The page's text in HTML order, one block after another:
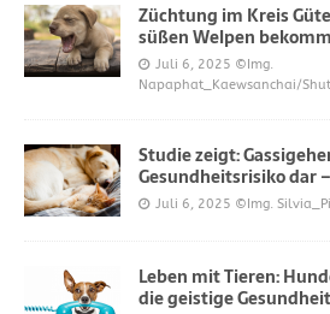
Züchtung im Kreis
süßen Welpen
Juli 6, 2025 ©Img.
Napaphat_Kaewsanchai/
Studie zeigt:
Gesundheitsrisiko dar
Juli 6, 2025 ©Img.
Leben mit Tieren:
die geistige